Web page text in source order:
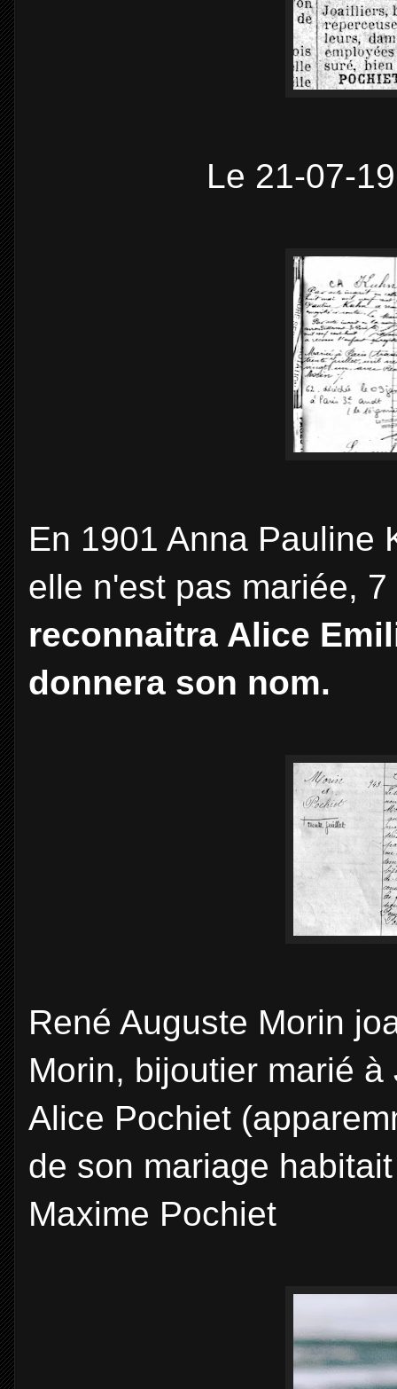
Le 21-07-
En 1901 Anna Pauline
elle n'est pas mariée,
reconnaitra Alice
donnera son nom.
René Auguste Morin
Morin, bijoutier marié
Alice Pochiet
de son mariage
Maxime Pochiet